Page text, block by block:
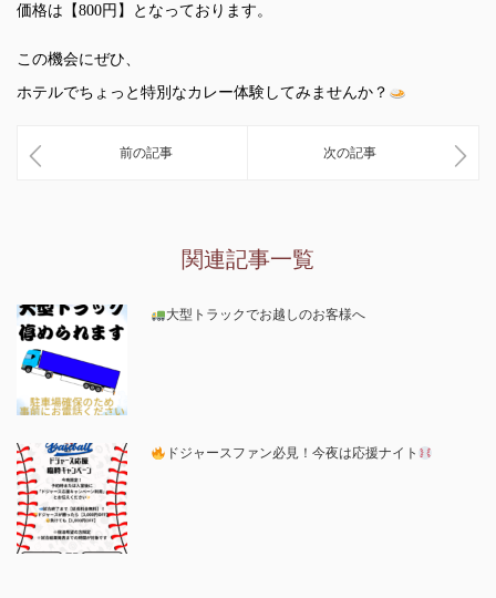
価格は【800円】となっております。
この機会にぜひ、
ホテルでちょっと特別なカレー体験してみませんか？
前の記事 次の記事
関連記事一覧
大型トラックでお越しのお客様へ
ドジャースファン必見！今夜は応援ナイト